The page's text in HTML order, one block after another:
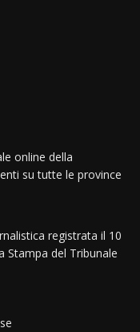
online della
su tutte le province
registrata il 10
Stampa del Tribunale